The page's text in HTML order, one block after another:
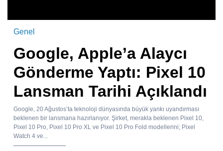
Genel
Google, Apple’a Alaycı
Gönderme Yaptı: Pixel 10
Lansman Tarihi Açıklandı
Google, 20 Ağustos’ta teknoloji dünyasında büyük yankı uyandırması
beklenen bir lansmana hazırlanıyor. Şirket, merakla beklenen Pixel 10,
Pixel 10 Pro, Pixel 10 Pro XL ve Pixel 10 Pro Fold modellerini; Pixel
Watch 4 ve...